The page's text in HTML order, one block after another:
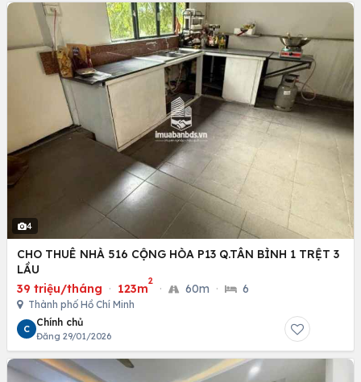
4
CHO THUÊ NHÀ 516 CỘNG HÒA P13 Q.TÂN BÌNH 1 TRỆT 3
LẦU
39 triệu/tháng · 123m
2
· 60m · 6
Thành phố Hồ Chí Minh
C
Chính chủ
Đăng 29/01/2026